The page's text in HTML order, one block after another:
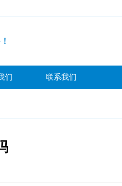
们 联系我们